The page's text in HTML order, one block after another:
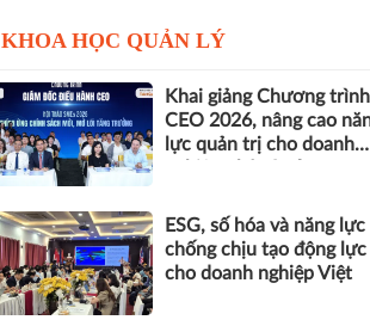
KHOA HỌC QUẢN LÝ
Khai giảng Chương trình
CEO 2026, nâng cao
lực quản trị cho doanh
ESG, số hóa và năng lực
chống chịu tạo động
cho doanh nghiệp Việt